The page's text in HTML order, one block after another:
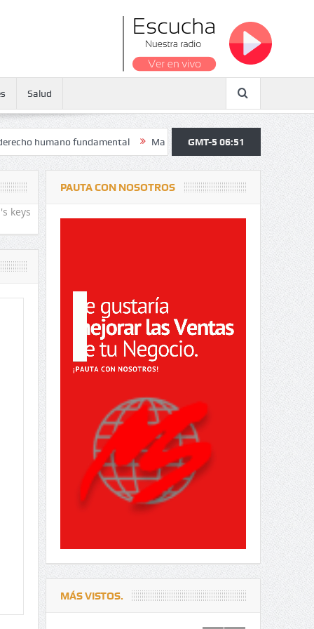
Salud
fundamental Maratón atendió a más de 38.000 jóvenes y
GMT-5 06:51
keys
PAUTA CON NOSOTROS
MÁS VISTOS.